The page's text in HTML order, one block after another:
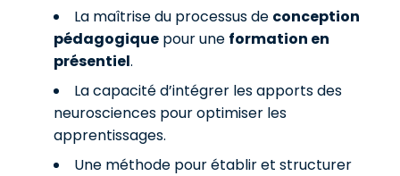
La maîtrise du processus de conception
pédagogique pour une formation en
présentiel.
La capacité d’intégrer les apports des
neurosciences pour optimiser les
apprentissages.
Une méthode pour établir et structurer